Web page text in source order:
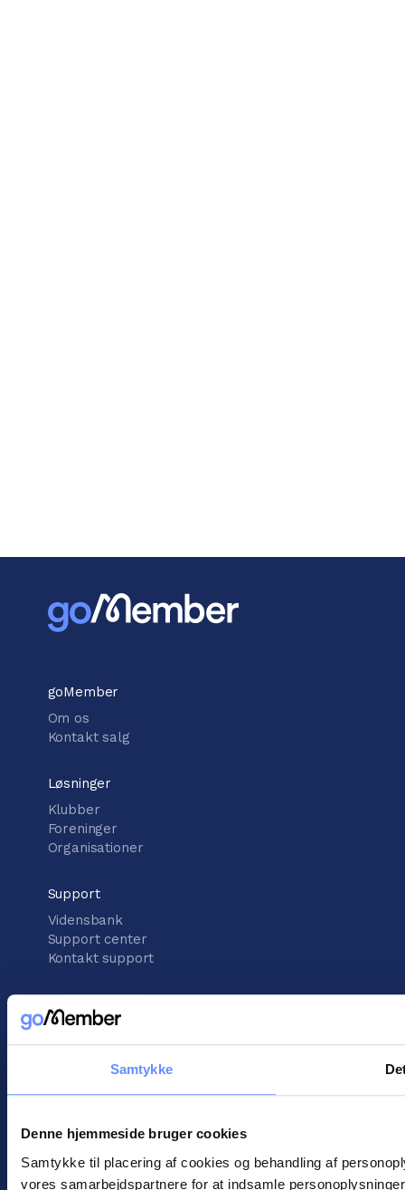
Samtykke
Denne hjemmeside bruger cookies
Samtykke til placering af cookies og behandling af
vores samarbejdspartnere for at indsamle
goMember
Om os
Kontakt salg
Løsninger
Klubber
Foreninger
Organisationer
Support
Vidensbank
Support center
Kontakt support
Handelsbetingelser
Cookies
Persondatapolitik
© 2026goMember